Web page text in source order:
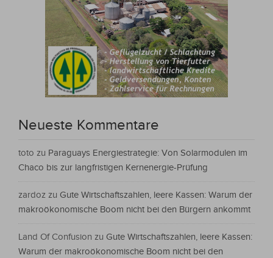
Neueste Kommentare
toto zu Paraguays Energiestrategie: Von Solarmodulen im
Chaco bis zur langfristigen Kernenergie-Prüfung
zardoz zu Gute Wirtschaftszahlen, leere Kassen: Warum der
makroökonomische Boom nicht bei den Bürgern ankommt
Land Of Confusion zu Gute Wirtschaftszahlen, leere Kassen:
Warum der makroökonomische Boom nicht bei den